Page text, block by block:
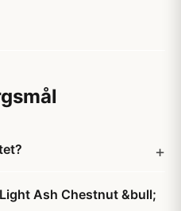
Ash Chestnut &bull;